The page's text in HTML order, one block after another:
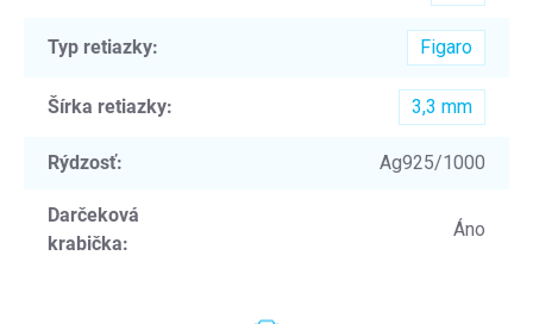
Typ retiazky: Figaro
Šírka retiazky: 3,3 mm
Rýdzosť: Ag925/1000
Darčeková
krabička:
Áno